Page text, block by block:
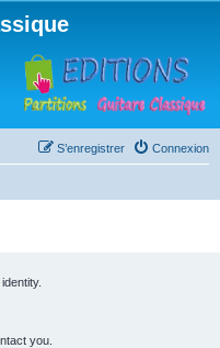
Connexion
S’enregistrer
you.